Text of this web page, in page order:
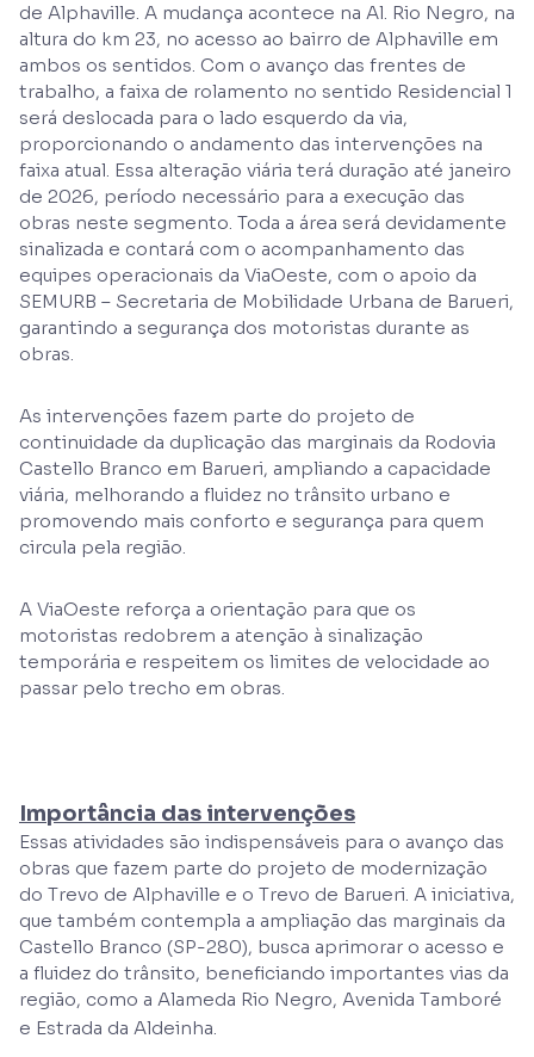
de Alphaville. A mudança acontece na Al. Rio Negro, na
altura do km 23, no acesso ao bairro de Alphaville em
ambos os sentidos. Com o avanço das frentes de
trabalho, a faixa de rolamento no sentido Residencial 1
será deslocada para o lado esquerdo da via,
proporcionando o andamento das intervenções na
faixa atual. Essa alteração viária terá duração até janeiro
de 2026, período necessário para a execução das
obras neste segmento. Toda a área será devidamente
sinalizada e contará com o acompanhamento das
equipes operacionais da ViaOeste, com o apoio da
SEMURB – Secretaria de Mobilidade Urbana de Barueri,
garantindo a segurança dos motoristas durante as
obras.
As intervenções fazem parte do projeto de
continuidade da duplicação das marginais da Rodovia
Castello Branco em Barueri, ampliando a capacidade
viária, melhorando a fluidez no trânsito urbano e
promovendo mais conforto e segurança para quem
circula pela região.
A ViaOeste reforça a orientação para que os
motoristas redobrem a atenção à sinalização
temporária e respeitem os limites de velocidade ao
passar pelo trecho em obras.
Importância das intervenções
Essas atividades são indispensáveis para o avanço das
obras que fazem parte do projeto de modernização
do Trevo de Alphaville e o Trevo de Barueri. A iniciativa,
que também contempla a ampliação das marginais da
Castello Branco (SP-280), busca aprimorar o acesso e
a fluidez do trânsito, beneficiando importantes vias da
região, como a Alameda Rio Negro, Avenida Tamboré
e Estrada da Aldeinha.